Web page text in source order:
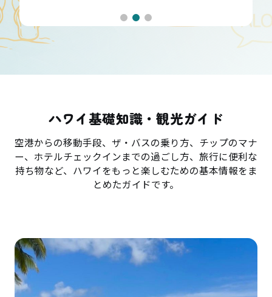
ハワイ基礎知識・観光ガイド
空港からの移動手段、ザ・バスの乗り方、チップのマナ
ー、ホテルチェックインまでの過ごし方、旅行に便利な
持ち物など、ハワイをもっと楽しむための基本情報をま
とめたガイドです。